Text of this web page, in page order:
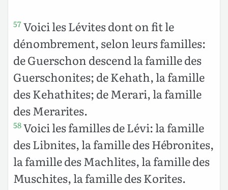
57Voici les Lévites dont on fit le
dénombrement, selon leurs familles:
de Guerschon descend la famille des
Guerschonites; de Kehath, la famille
des Kehathites; de Merari, la famille
des Merarites.
58Voici les familles de Lévi: la famille
des Libnites, la famille des Hébronites,
la famille des Machlites, la famille des
Muschites, la famille des Korites.